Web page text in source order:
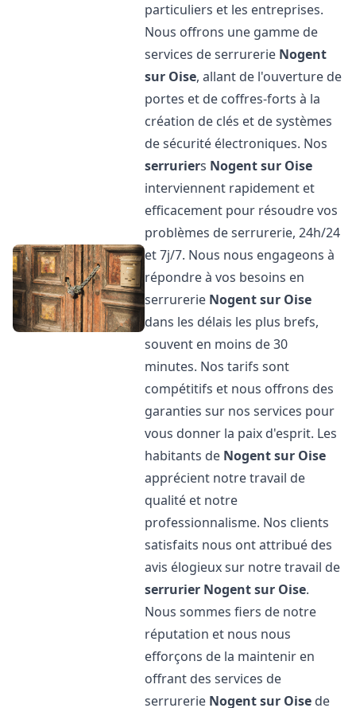
particuliers et les entreprises.
Nous offrons une gamme de
services de serrurerie Nogent
sur Oise, allant de l'ouverture de
portes et de coffres-forts à la
création de clés et de systèmes
de sécurité électroniques. Nos
serruriers Nogent sur Oise
interviennent rapidement et
efficacement pour résoudre vos
problèmes de serrurerie, 24h/24
et 7j/7. Nous nous engageons à
répondre à vos besoins en
serrurerie Nogent sur Oise
dans les délais les plus brefs,
souvent en moins de 30
minutes. Nos tarifs sont
compétitifs et nous offrons des
garanties sur nos services pour
vous donner la paix d'esprit. Les
habitants de Nogent sur Oise
apprécient notre travail de
qualité et notre
professionnalisme. Nos clients
satisfaits nous ont attribué des
avis élogieux sur notre travail de
serrurier Nogent sur Oise.
Nous sommes fiers de notre
réputation et nous nous
efforçons de la maintenir en
offrant des services de
serrurerie Nogent sur Oise de